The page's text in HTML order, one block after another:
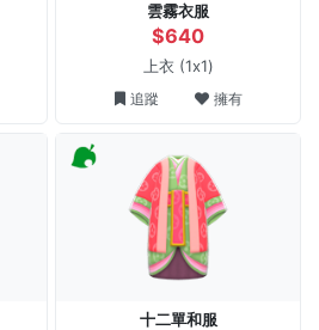
雲霧衣服
$640
上衣 (1x1)
追蹤 擁有
十二單和服